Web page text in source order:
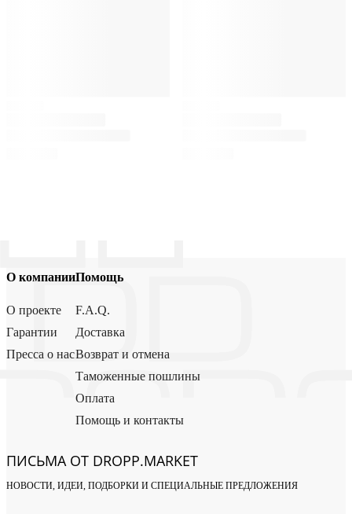
О компании
О проекте
Гарантии
Пресса о нас
Помощь
F.A.Q.
Доставка
Возврат и отмена
Таможенные пошлины
Оплата
Помощь и контакты
ПИСЬМА ОТ DROPP.MARKET
НОВОСТИ, ИДЕИ, ПОДБОРКИ И СПЕЦИАЛЬНЫЕ ПРЕДЛОЖЕНИЯ